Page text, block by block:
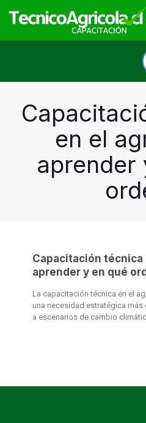
en el
aprender
Capacitación técnica
aprender y en qué
La capacitación técnica en el
una necesidad estratégica más
a escenarios de cambio